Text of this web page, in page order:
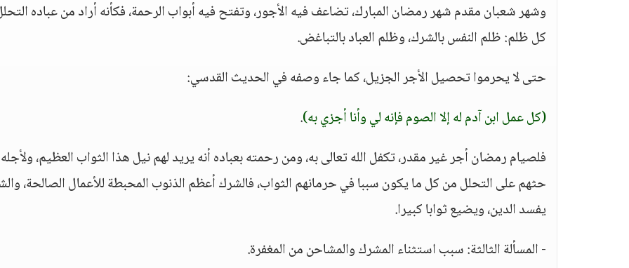
وشهر شعبان مقدم شهر رمضان المبارك، تضاعف فيه الأجور، وتفتح فيه أبواب الرحمة، فكأنه أراد من عباده
كل ظلم: ظلم النفس بالشرك، وظلم العباد بالتباغض.
حتى لا يحرموا تحصيل الأجر الجزيل، كما جاء وصفه في الحديث القدسي:
(كل عمل ابن آدم له إلا الصوم فإنه لي وأنا أجزي به).
فلصيام رمضان أجر غير مقدر، تكفل الله تعالى به، ومن رحمته بعباده أنه يريد لهم نيل هذا الثواب العظيم، ولأجله
حثهم على التحلل من كل ما يكون سببا في حرمانهم الثواب، فالشرك أعظم الذنوب المحبطة للأعمال الصالحة،
يفسد الدين، ويضيع ثوابا كبيرا.
- المسألة الثالثة: سبب استثناء المشرك والمشاحن من المغفرة.